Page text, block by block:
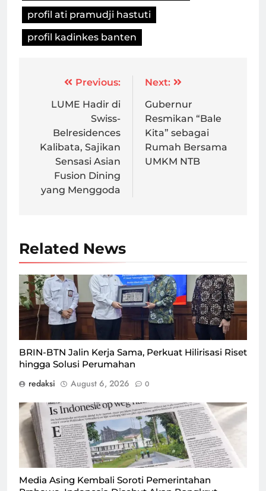
profil ati pramudji hastuti
profil kadinkes banten
navigation
Previous:
LUME Hadir di
Swiss-
Belresidences
Kalibata, Sajikan
Sensasi Asian
Fusion Dining
yang Menggoda
Next:
Gubernur
Resmikan “Bale
Kita” sebagai
Rumah Bersama
UMKM NTB
Related News
BRIN dan BTN jalin kerja sama untuk perkuat hilirisasi
riset hingga solusi perumahan, Kamis (6/8) di
Jakarta/Foto : Dok. GPriority (Risma Octavia)
BRIN-BTN Jalin Kerja Sama, Perkuat Hilirisasi Riset
hingga Solusi Perumahan
redaksi August 6, 2026 0
Ilustrasi surat kabar Belanda De Volkskrant, yang
menyoroti perekonomian Indonesia di era pemerintahan
Prabowo/Foto : Dok. Istimewa
Media Asing Kembali Soroti Pemerintahan